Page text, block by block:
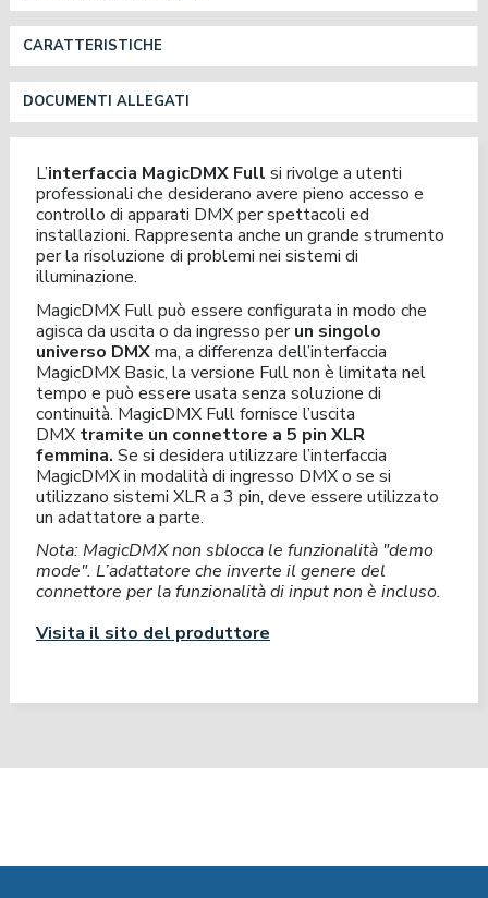
CARATTERISTICHE
DOCUMENTI ALLEGATI
L’interfaccia MagicDMX Full si rivolge a utenti
professionali che desiderano avere pieno accesso e
controllo di apparati DMX per spettacoli ed
installazioni. Rappresenta anche un grande strumento
per la risoluzione di problemi nei sistemi di
illuminazione.
MagicDMX Full può essere configurata in modo che
agisca da uscita o da ingresso perun singolo
universo DMXma, a differenza dell’interfaccia
MagicDMX Basic, la versione Full non è limitata nel
tempo e può essere usata senza soluzione di
continuità. MagicDMX Full fornisce l’uscita
DMX tramite un connettore a 5 pin XLR
femmina. Se si desidera utilizzare l’interfaccia
MagicDMX in modalità di ingresso DMX o se si
utilizzano sistemi XLR a 3 pin, deve essere utilizzato
un adattatore a parte.
Nota: MagicDMX non sblocca le funzionalità "demo
mode". L’adattatore che inverte il genere del
connettore per la funzionalità di input non è incluso.
Visita il sito del produttore